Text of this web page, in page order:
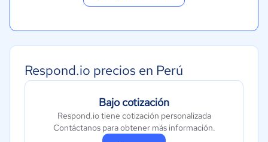
Respond.io precios en Perú
Bajo cotización
Respond.io tiene cotización personalizada
Contáctanos para obtener más información.